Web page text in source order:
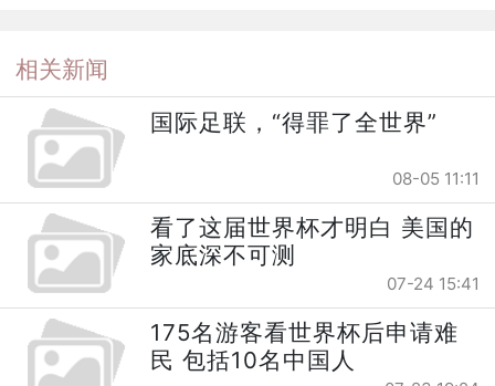
相关新闻
国际足联，“得罪了全世界”
08-05 11:11
看了这届世界杯才明白 美国的
家底深不可测
07-24 15:41
175名游客看世界杯后申请难
民 包括10名中国人